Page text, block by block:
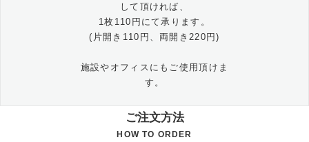
ご注文方法
HOW TO ORDER
して頂ければ、
1枚110円にて承ります。
(片開き110円、両開き220円)
施設やオフィスにもご使用頂けま
す。